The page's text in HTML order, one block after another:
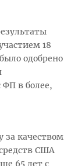
18
одобрено
в более,
за качеством
США